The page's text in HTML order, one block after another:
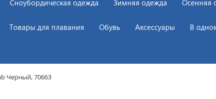
Сноубордическая одежда Зимняя одежда Осенняя
Товары для плавания Обувь Аксессуары В
Черный, 70663